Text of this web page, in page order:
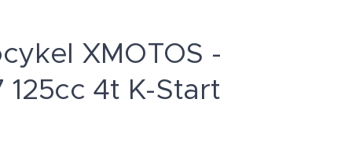
XMOTOS -
125cc 4t K-Start